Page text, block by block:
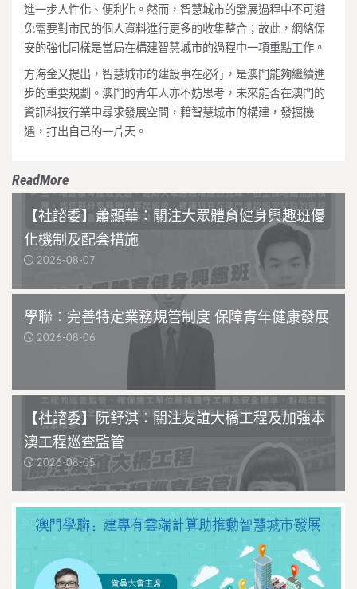
進一步人性化、便利化。然而，智慧城市的發展過程中不可避
免需要對市民的個人資料進行更多的收集整合；故此，網絡保
安的強化同樣是當局在構建智慧城市的過程中一項重點工作。
方海金又提出，智慧城市的建設事在必行，是澳門能夠繼續進
步的重要規劃。澳門的青年人亦不妨思考，未來能否在澳門的
資訊科技行業中尋求發展空間，藉智慧城市的構建，發掘機
遇，打出自己的一片天。
ReadMore
【社諮委】蕭顯華：關注大眾體育健身興趣班優
化機制及配套措施
2026-08-07
學聯：完善特定業務規管制度 保障青年健康發展
2026-08-06
【社諮委】阮舒淇：關注友誼大橋工程及加強本
澳工程巡查監管
2026-08-05